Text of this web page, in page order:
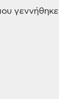
γεννήθηκε